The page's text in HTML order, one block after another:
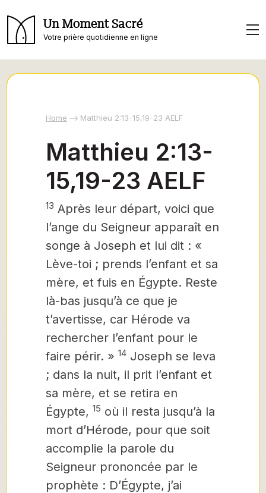
Un Moment Sacré
Votre prière quotidienne en ligne
Home Matthieu 2:13-15,19-23 AELF
Matthieu 2:13-
15,19-23 AELF
13 Après leur départ, voici que
l’ange du Seigneur apparaît en
songe à Joseph et lui dit : «
Lève-toi ; prends l’enfant et sa
mère, et fuis en Égypte. Reste
là-bas jusqu’à ce que je
t’avertisse, car Hérode va
rechercher l’enfant pour le
faire périr. » 14 Joseph se leva
; dans la nuit, il prit l’enfant et
sa mère, et se retira en
Égypte, 15 où il resta jusqu’à la
mort d’Hérode, pour que soit
accomplie la parole du
Seigneur prononcée par le
prophète : D’Égypte, j’ai